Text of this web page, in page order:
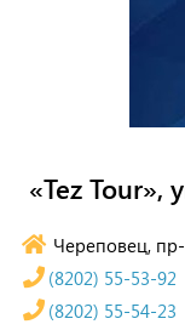
«Tez Tour»,
Череповец, пр-
(8202) 55-53-92
(8202) 55-54-23